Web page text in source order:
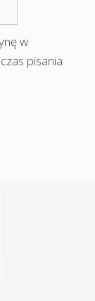
w
pisania